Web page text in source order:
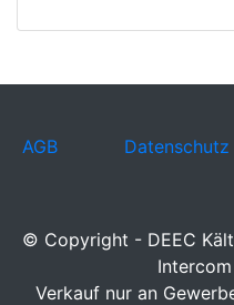
AGB Datenschutz
© Copyright - DEEC
Verkauf nur an